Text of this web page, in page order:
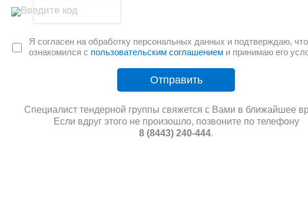
Введите код
Я согласен на обработку персональных данных и подтверждаю, что
ознакомился с пользовательским соглашением и принимаю его
Отправить
Специалист тендерной группы свяжется с Вами в ближайшее
Если вдруг этого не произошло, позвоните по телефону
8 (8443) 240-444.